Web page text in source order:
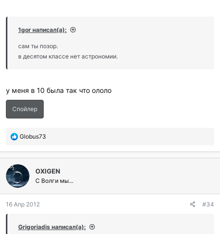
1gor написал(а):
сам ты позор.
в десятом классе нет астрономии.
у меня в 10 была так что ололо
Спойлер
П
б
а
г
о
а
и
Globus73
OXIGEN
С Волги мы...
16 Апр 2012 #34
Grigoriadis написал(а):